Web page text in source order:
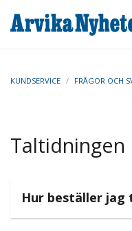
KUNDSERVICE / FRÅGOR OCH
Taltidningen
Hur beställer jag